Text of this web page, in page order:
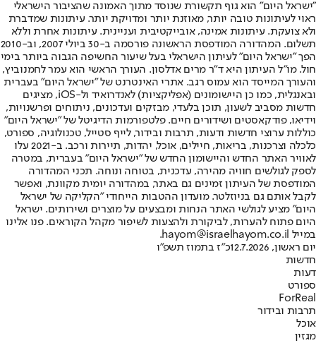
"ישראל היום" הוא גוף תקשורת שנוסד מתוך האמונה שהציבור הישראלי
ראוי לעיתונות טובה יותר, מאוזנת יותר ומדויקת יותר. עיתונות שמדברת
ולא צועקת. עיתונות אמינה, אובייקטיבית ועניינית. עיתונות אחרת וללא
תשלום. המהדורה המודפסת הראשונה פורסמה ב-30 ביולי 2007, וב-2010
הפך "ישראל היום" לעיתון הישראלי בעל שיעור החשיפה הגבוה ביותר בימי
חול. מו"ל העיתון היא ד"ר מרים אדלסון. העורך הראשי הוא עמר לחמנוביץ,
והעורך המייסד הוא עמוס רגב. אתרי האינטרנט של "ישראל היום" בעברית
ובאנגלית, כמו כן היישומונים (אפליקציות) לאנדרואיד ול-iOS, מציגים
חדשות מסביב לשעון, תוכן בלעדי, מבזקים ועדכונים, ניתוחים ופרשנויות,
וידיאו, פודקאסטים ושידורים חיים. פלטפורמות הדיגיטל של "ישראל היום"
כוללות ערוצי חדשות ודעות, תרבות ובידור, לייף סטייל, טכנולוגיה, ספורט,
כלכלה וצרכנות, בריאות, חיילים, אוכל, יהדות, תיירות ורכב. ב-2021 עלו
לאוויר האתר החדש והיישומון החדש של "ישראל היום" בעברית, במטרה
לספק לגולשים חוויה מהירה, עדכנית, בטוחה ונוחה. תכני המהדורה
המודפסת של העיתון זמינים גם באתר, במהדורה יומית מקוונת, ואפשר
לקבל אותם גם בניוזלטר. מועדון ההטבות הייחודי "הקליקה של ישראל
היום" מציע לגולשי האתר הנחות ומבצעים על מוצרים ושירותים. ישראל
היום פתוח להערות, לביקורת ולהצעות לשיפור מקהל הקוראים. פנו אלינו
במייל hayom@israelhayom.co.il.
יום ראשון, 12.7.2026
כ"ז בתמוז תשפ"ו
חדשות
דעות
ספורט
ForReal
תרבות ובידור
אוכל
מגזין